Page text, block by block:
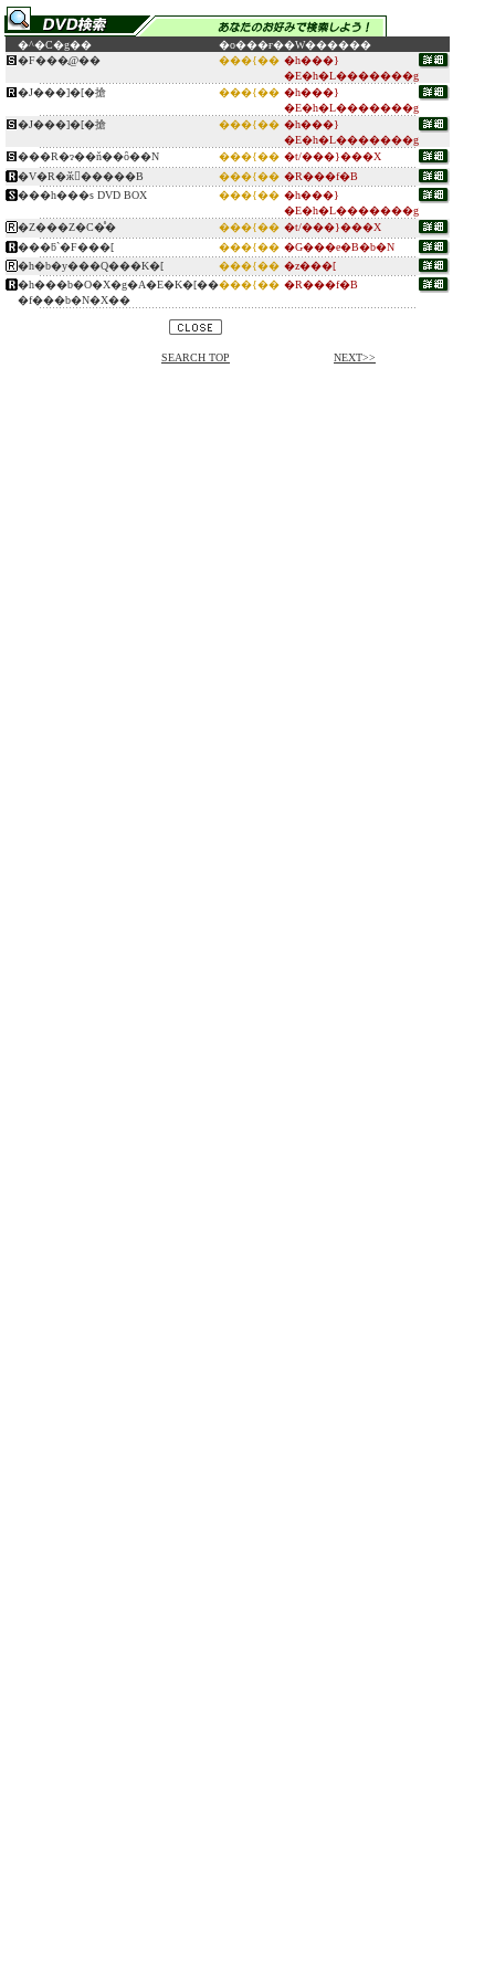
�^�C�g�� �o���ғ��W������
�F���̖@��
���{�� �h���}
�E�h�L�������g
�J���]�[�搶
���{�� �h���}
�E�h�L�������g
�J���]�[�搶
���{�� �h���}
�E�h�L�������g
���R�ɂ��ň��ȏ��N
���{�� �t/���}���X
�V�R�ӂ񂶂�����B
���{�� �R���f�B
���h���s DVD BOX
���{�� �h���}
�E�h�L�������g
�Z���Z�C�̊�
���{�� �t/���}���X
���ƃ`�F���[
���{�� �G���e�B�b�N
�h�b�y���Q���K�[
���{�� �z���[
�h���b�O�X�g�A�E�K�[��
�f���b�N�X��
���{�� �R���f�B
SEARCH TOP NEXT>>